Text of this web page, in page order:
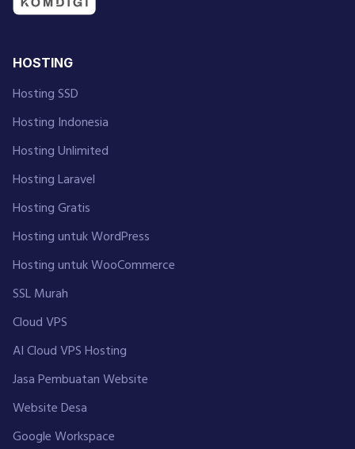
HOSTING
Hosting SSD
Hosting Indonesia
Hosting Unlimited
Hosting Laravel
Hosting Gratis
Hosting untuk WordPress
Hosting untuk WooCommerce
SSL Murah
Cloud VPS
AI Cloud VPS Hosting
Jasa Pembuatan Website
Website Desa
Google Workspace